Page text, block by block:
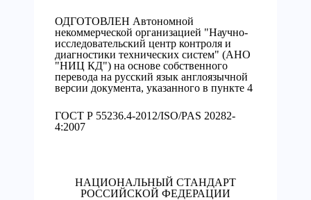
ОДГОТОВЛЕН Автономной
некоммерческой организацией "Научно-
исследовательский центр контроля и
диагностики технических систем" (АНО
"НИЦ КД") на основе собственного
перевода на русский язык англоязычной
версии документа, указанного в пункте 4
ГОСТ Р 55236.4-2012/ISO/PAS 20282-
4:2007
НАЦИОНАЛЬНЫЙ СТАНДАРТ
РОССИЙСКОЙ ФЕДЕРАЦИИ